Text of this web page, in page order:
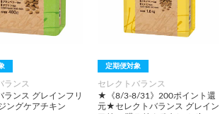
ランス
ランス グレインフリ
ングケアチキン
定期便対象
セレクトバランス
★《8/3-8/31》200ポイント還
元★セレクトバランス グレイン